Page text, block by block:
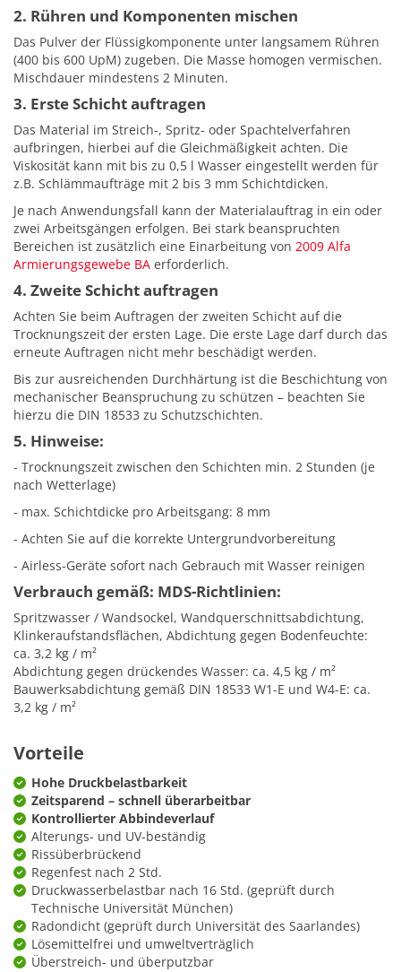
2. Rühren und Komponenten mischen
Das Pulver der Flüssigkomponente unter langsamem Rühren
(400 bis 600 UpM) zugeben. Die Masse homogen vermischen.
Mischdauer mindestens 2 Minuten.
3. Erste Schicht auftragen
Das Material im Streich-, Spritz- oder Spachtelverfahren
aufbringen, hierbei auf die Gleichmäßigkeit achten. Die
Viskosität kann mit bis zu 0,5 l Wasser eingestellt werden für
z.B. Schlämmaufträge mit 2 bis 3 mm Schichtdicken.
Je nach Anwendungsfall kann der Materialauftrag in ein oder
zwei Arbeitsgängen erfolgen. Bei stark beanspruchten
Bereichen ist zusätzlich eine Einarbeitung von 2009 Alfa
Armierungsgewebe BA erforderlich.
4. Zweite Schicht auftragen
Achten Sie beim Auftragen der zweiten Schicht auf die
Trocknungszeit der ersten Lage. Die erste Lage darf durch das
erneute Auftragen nicht mehr beschädigt werden.
Bis zur ausreichenden Durchhärtung ist die Beschichtung von
mechanischer Beanspruchung zu schützen – beachten Sie
hierzu die DIN 18533 zu Schutzschichten.
5. Hinweise:
- Trocknungszeit zwischen den Schichten min. 2 Stunden (je
nach Wetterlage)
- max. Schichtdicke pro Arbeitsgang: 8 mm
- Achten Sie auf die korrekte Untergrundvorbereitung
- Airless-Geräte sofort nach Gebrauch mit Wasser reinigen
Verbrauch gemäß: MDS-Richtlinien:
Spritzwasser / Wandsockel, Wandquerschnittsabdichtung,
Klinkeraufstandsflächen, Abdichtung gegen Bodenfeuchte:
ca. 3,2 kg / m²
Abdichtung gegen drückendes Wasser: ca. 4,5 kg / m²
Bauwerksabdichtung gemäß DIN 18533 W1-E und W4-E: ca.
3,2 kg / m²
Vorteile
Hohe Druckbelastbarkeit
Zeitsparend – schnell überarbeitbar
Kontrollierter Abbindeverlauf
Alterungs- und UV-beständig
Rissüberbrückend
Regenfest nach 2 Std.
Druckwasserbelastbar nach 16 Std. (geprüft durch
Technische Universität München)
Radondicht (geprüft durch Universität des Saarlandes)
Lösemittelfrei und umweltverträglich
Überstreich- und überputzbar